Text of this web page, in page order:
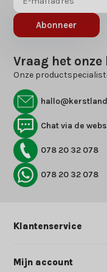
Abonneer
Vraag het
Onze
Chat via de
078 20 32 078
078 20 32 078
Klantenservice
Mijn account